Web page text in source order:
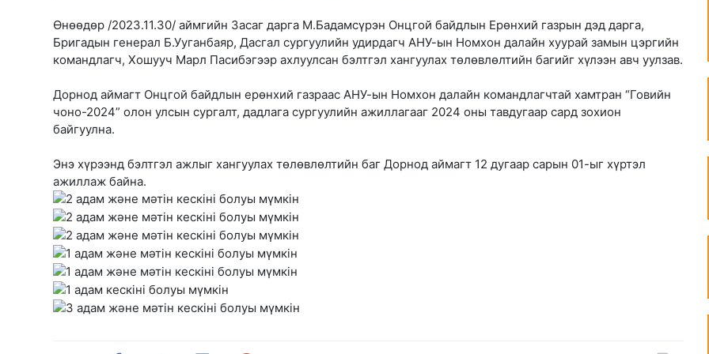
Өнөөдөр /2023.11.30/ аймгийн Засаг дарга М.Бадамсүрэн Онцгой байдлын Ерөнхий газрын дэд дарга,
Бригадын генерал Б.Ууганбаяр, Дасгал сургуулийн удирдагч АНУ-ын Номхон далайн хуурай замын цэргийн
командлагч, Хошууч Марл Пасибэгээр ахлуулсан бэлтгэл хангуулах төлөвлөлтийн багийг хүлээн авч уулзав.
Дорнод аймагт Онцгой байдлын ерөнхий газраас АНУ-ын Номхон далайн командлагчтай хамтран “Говийн
чоно-2024” олон улсын сургалт, дадлага сургуулийн ажиллагааг 2024 оны тавдугаар сард зохион
байгуулна.
Энэ хүрээнд бэлтгэл ажлыг хангуулах төлөвлөлтийн баг Дорнод аймагт 12 дугаар сарын 01-ыг хүртэл
ажиллаж байна.